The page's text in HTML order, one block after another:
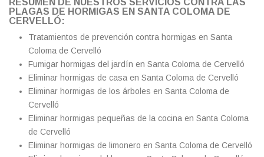
PLAGAS DE HORMIGAS EN SANTA COLOMA DE
CERVELLÓ:
Tratamientos de prevención contra hormigas en Santa
Coloma de Cervelló
Fumigar hormigas del jardín en Santa Coloma de Cervelló
Eliminar hormigas de casa en Santa Coloma de Cervelló
Eliminar hormigas de los árboles en Santa Coloma de
Cervelló
Eliminar hormigas pequeñas de la cocina en Santa Coloma
de Cervelló
Eliminar hormigas de limonero en Santa Coloma de Cervelló